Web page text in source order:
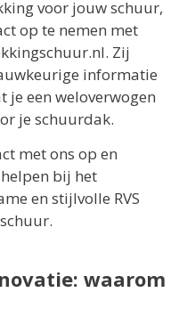
voor jouw schuur,
op te nemen met
Zij
informatie
je een weloverwogen
je schuurdak.
met ons op en
bij het
en stijlvolle RVS
waarom